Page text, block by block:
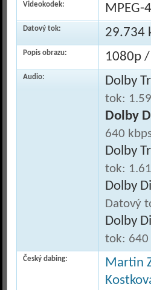
Videokodek: MPEG-
Datový tok: 29.734
Popis obrazu: 1080p
Audio: Dolby
tok:
Dolby
640
Dolby
tok:
Dolby
Datový
Dolby
tok: 640
Český dabing: Martin